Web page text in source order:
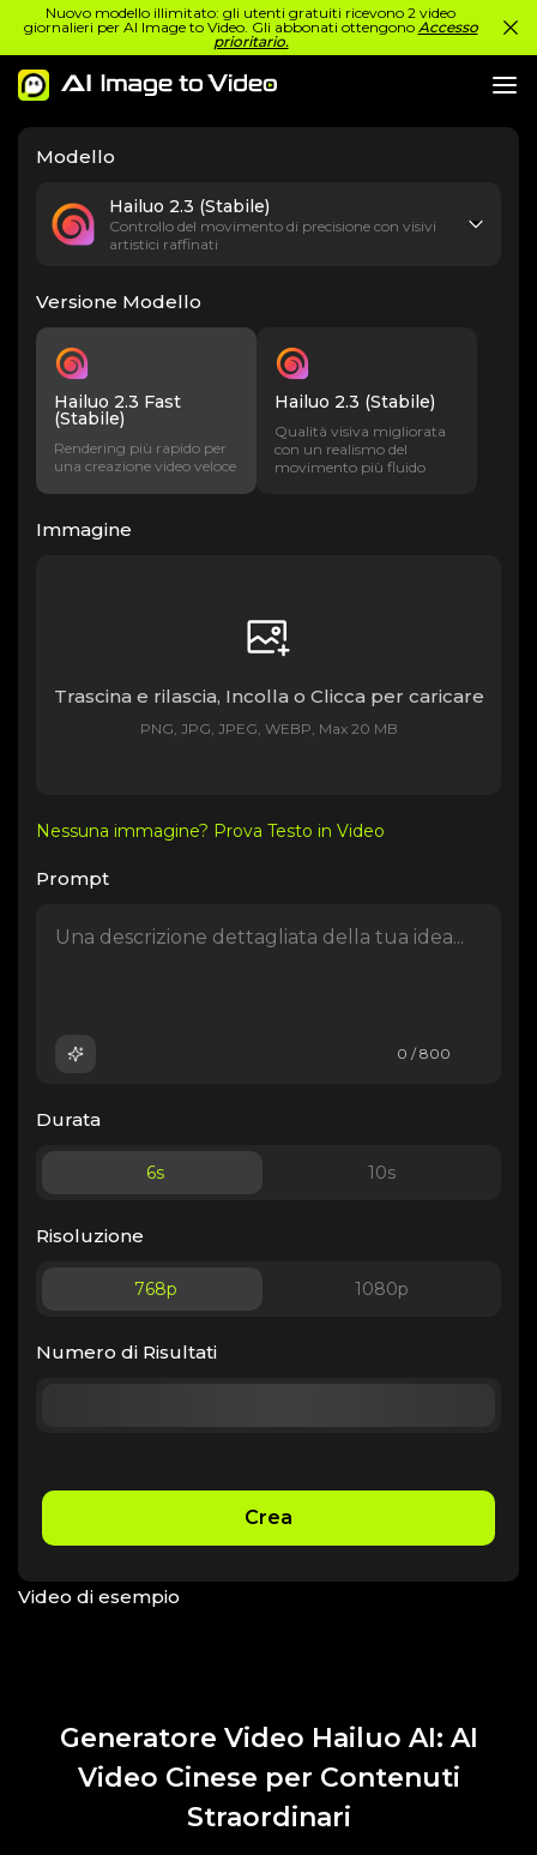
Nuovo modello illimitato: gli utenti gratuiti ricevono 2 video
giornalieri per AI Image to Video. Gli abbonati ottengono Accesso
prioritario.
Modello
Hailuo 2.3 (Stabile)
Controllo del movimento di precisione con visivi
artistici raffinati
Versione Modello
Hailuo 2.3 Fast
(Stabile)
Rendering più rapido per
una creazione video veloce
Hailuo 2.3 (Stabile)
Qualità visiva migliorata
con un realismo del
movimento più fluido
Immagine
Trascina e rilascia, Incolla o Clicca per caricare
PNG, JPG, JPEG, WEBP, Max 20 MB
Nessuna immagine? Prova Testo in Video
Prompt
0 / 800
Durata
6s 10s
Risoluzione
768p 1080p
Numero di Risultati
Crea
Video di esempio
Generatore Video Hailuo AI: AI
Video Cinese per Contenuti
Straordinari